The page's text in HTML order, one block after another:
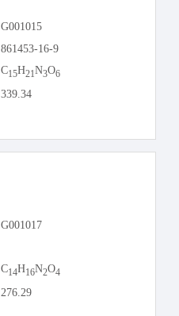
G001015
861453-16-9
C15H21N3O6
339.34
G001017
C14H16N2O4
276.29